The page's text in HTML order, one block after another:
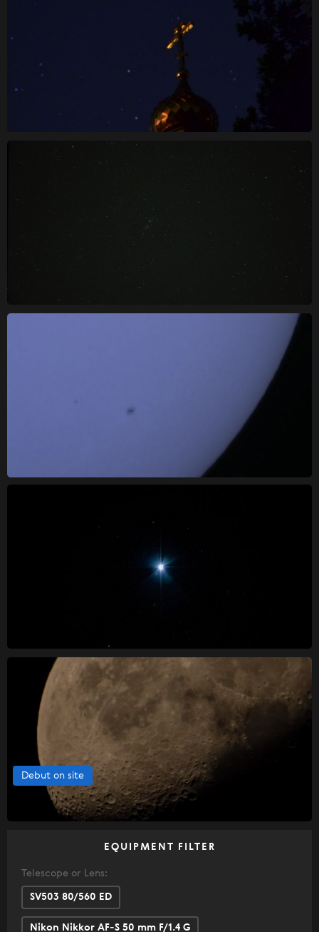
Debut on site
EQUIPMENT FILTER
Telescope or Lens:
SV503 80/560 ED
Nikon Nikkor AF-S 50 mm F/1.4 G